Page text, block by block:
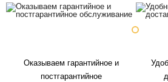
Оказываем гарантийное и
постгарантийное